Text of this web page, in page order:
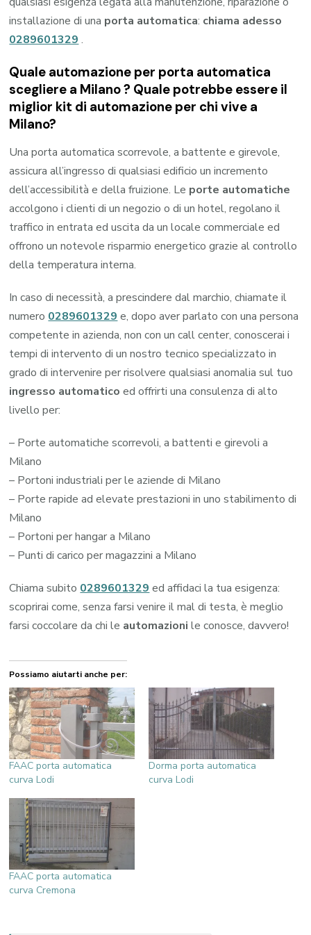
installazione di una porta automatica: chiama adesso
0289601329.
Quale automazione per porta automatica
scegliere a Milano ? Quale potrebbe essere il
miglior kit di automazione per chi vive a
Milano?
Una porta automatica scorrevole, a battente e girevole,
assicura all’ingresso di qualsiasi edificio un incremento
dell’accessibilità e della fruizione. Le porte automatiche
accolgono i clienti di un negozio o di un hotel, regolano il
traffico in entrata ed uscita da un locale commerciale ed
offrono un notevole risparmio energetico grazie al controllo
della temperatura interna.
In caso di necessità, a prescindere dal marchio, chiamate il
numero 0289601329 e, dopo aver parlato con una persona
competente in azienda, non con un call center, conoscerai i
tempi di intervento di un nostro tecnico specializzato in
grado di intervenire per risolvere qualsiasi anomalia sul tuo
ingresso automatico ed offrirti una consulenza di alto
livello per:
– Porte automatiche scorrevoli, a battenti e girevoli a
Milano
– Portoni industriali per le aziende di Milano
– Porte rapide ad elevate prestazioni in uno stabilimento di
Milano
– Portoni per hangar a Milano
– Punti di carico per magazzini a Milano
Chiama subito 0289601329 ed affidaci la tua esigenza:
scoprirai come, senza farsi venire il mal di testa, è meglio
farsi coccolare da chi le automazioni le conosce, davvero!
Possiamo aiutarti anche per:
FAAC porta automatica
curva Lodi
Dorma porta automatica
curva Lodi
FAAC porta automatica
curva Cremona